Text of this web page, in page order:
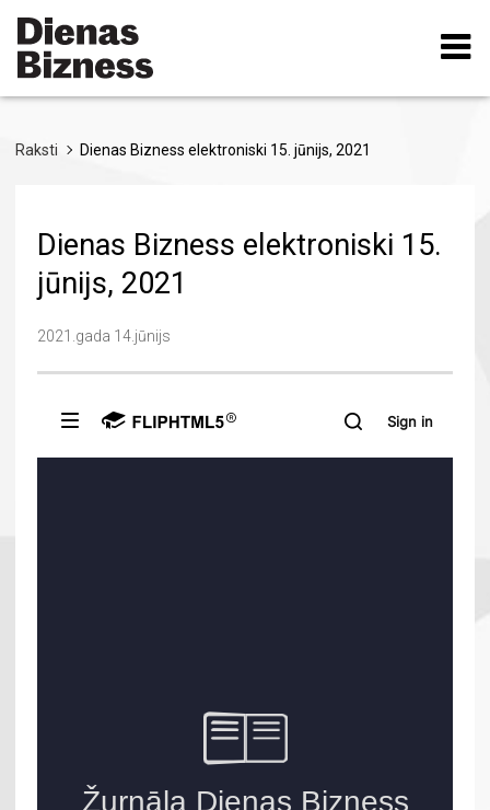
Pārlekt
uz
galveno
saturu
Raksti Dienas Bizness elektroniski 15. jūnijs, 2021
Dienas Bizness elektroniski 15.
jūnijs, 2021
2021.gada 14.jūnijs